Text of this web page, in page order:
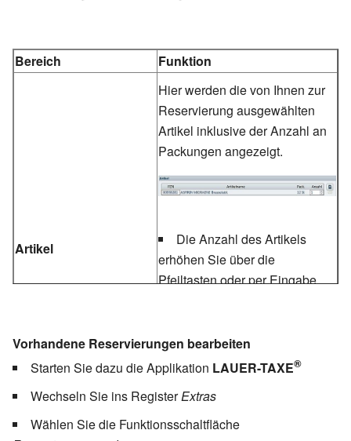
Bereich Funktion
Artikel
Hier werden die von Ihnen zur
Reservierung ausgewählten
Artikel inklusive der Anzahl an
Packungen angezeigt.
Die Anzahl des Artikels
erhöhen Sie über die
Pfeiltasten oder per Eingabe
Um einen gewählten Artikel
wieder zu entfernen, klicken Sie
in das Feld
Vorhandene Reservierungen bearbeiten
Starten Sie dazu die Applikation LAUER-TAXE®
Wechseln Sie ins RegisterExtras
Wählen Sie die Funktionsschaltfläche